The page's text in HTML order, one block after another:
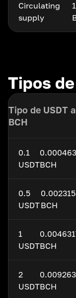
Circulating
supply
Tipos
Tipo de USDT a
BCH
0.1
USDTBCH
0.5
USDTBCH
1
USDTBCH
2
USDTBCH